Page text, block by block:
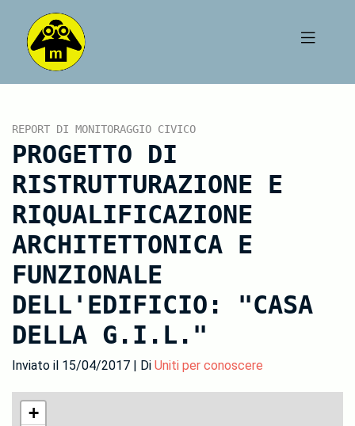
REPORT DI MONITORAGGIO CIVICO
PROGETTO DI
RISTRUTTURAZIONE E
RIQUALIFICAZIONE
ARCHITETTONICA E
FUNZIONALE
DELL'EDIFICIO: "CASA
DELLA G.I.L."
Inviato il 15/04/2017 | Di Uniti per conoscere
+